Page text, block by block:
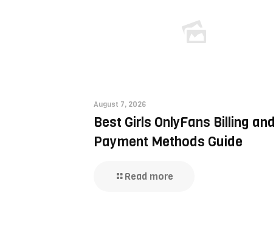
August 7, 2026
Best Girls OnlyFans Billing and
Payment Methods Guide
Read more